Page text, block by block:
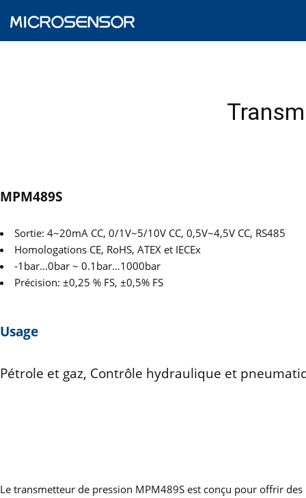
MPM489S
Sortie: 4~20mA CC, 0/1V~5/10V CC, 0,5V~4,5V CC, RS485
Homologations CE, RoHS, ATEX et IECEx
-1bar…0bar ~ 0.1bar…1000bar
Précision: ±0,25 % FS, ±0,5% FS
Usage
Pétrole et gaz, Contrôle hydraulique et
Le transmetteur de pression MPM489S est conçu pour offrir